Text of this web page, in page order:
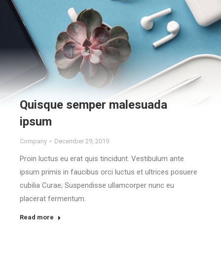
Quisque semper malesuada
ipsum
Company December 29, 2019
Proin luctus eu erat quis tincidunt. Vestibulum ante
ipsum primis in faucibus orci luctus et ultrices posuere
cubilia Curae; Suspendisse ullamcorper nunc eu
placerat fermentum.
Read more